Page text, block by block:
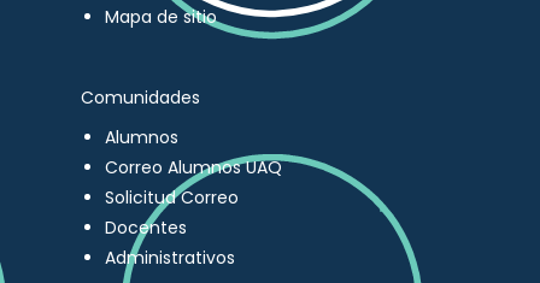
Mapa de sitio
Comunidades
Alumnos
Correo Alumnos UAQ
Solicitud Correo
Docentes
Administrativos